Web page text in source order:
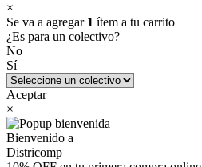
×
Se va a agregar 1 ítem a tu carrito
¿Es para un colectivo?
No
Sí
Aceptar
×
Bienvenido a
Districomp